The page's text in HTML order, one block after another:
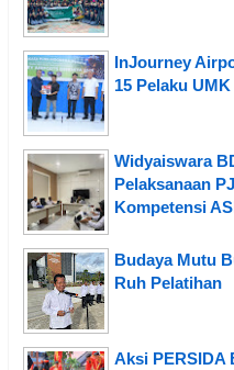
InJourney
15 Pelaku UMK
Widyaiswara
Pelaksanaan
Kompetensi
Budaya Mutu
Ruh Pelatihan
Aksi PERSIDA